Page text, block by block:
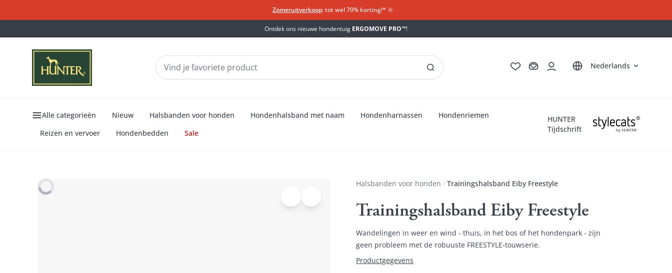
Zomeruitverkoop: tot wel 70% korting!*​ 🌞
Ontdek ons nieuwe hondentuig ERGOMOVE PRO™!
Deutsch
English
Français
ItalianoNederlands
Alle categorieën Nieuw Halsbanden voor honden Hondenhalsband met naam Hondenharnassen
Hondenriemen
Reizen en vervoer
Hondenbedden Sale
HUNTER
Tijdschrift
Halsbanden voor honden Trainingshalsband Eiby Freestyle
Trainingshalsband Eiby Freestyle
Wandelingen in weer en wind - thuis, in het bos of het hondenpark - zijn
geen probleem met de robuuste FREESTYLE-touwserie.
Productgegevens